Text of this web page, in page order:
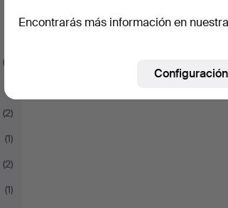
(2)
(2)
(1)
(2)
(1)
Encontrarás más información en nuestra